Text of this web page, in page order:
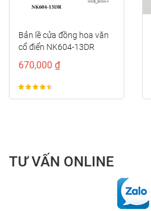
Bản lề cửa đồng hoa văn
cổ điển NK604-13DR
670,000 ₫
TƯ VẤN ONLINE